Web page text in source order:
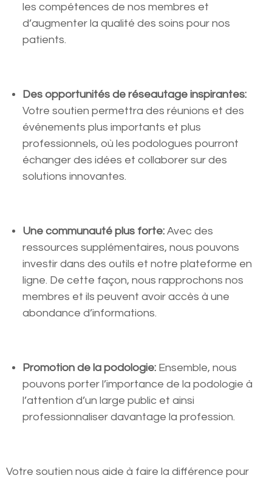
les compétences de nos membres et
d’augmenter la qualité des soins pour nos
patients.
Des opportunités de réseautage inspirantes:
Votre soutien permettra des réunions et des
événements plus importants et plus
professionnels, où les podologues pourront
échanger des idées et collaborer sur des
solutions innovantes.
Une communauté plus forte: Avec des
ressources supplémentaires, nous pouvons
investir dans des outils et notre plateforme en
ligne. De cette façon, nous rapprochons nos
membres et ils peuvent avoir accès à une
abondance d’informations.
Promotion de la podologie: Ensemble, nous
pouvons porter l’importance de la podologie à
l’attention d’un large public et ainsi
professionnaliser davantage la profession.
Votre soutien nous aide à faire la différence pour